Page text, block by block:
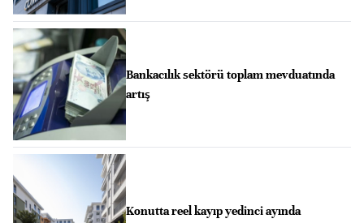
Bankacılık sektörü toplam mevduatında
artış
Konutta reel kayıp yedinci ayında